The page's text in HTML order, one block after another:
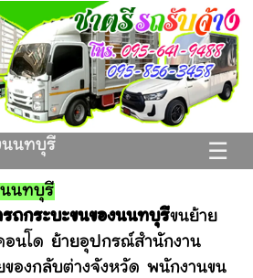
☰
นนทบุรี
นนทบุรี
รถกระบะขนของนนทบุรีขนย้าย
อนโด ย้ายอุปกรณ์สำนักงาน
องกลับต่างจังหวัด พนักงานขน